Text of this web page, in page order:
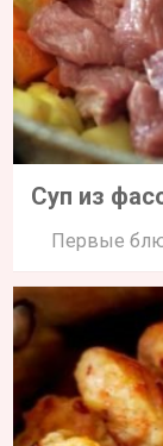
Суп из
Первые